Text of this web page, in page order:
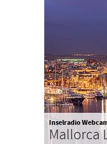
Inselradio
Mallorca